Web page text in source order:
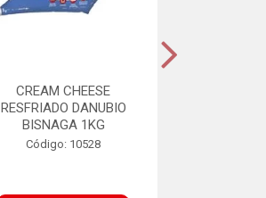
CREAM CHEESE
RESFRIADO DANUBIO
BISNAGA 1KG
Código: 10528